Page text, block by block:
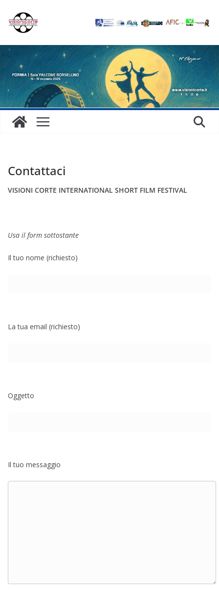
contenuto
Contattaci
VISIONI CORTE INTERNATIONAL SHORT FILM FESTIVAL
Usa il form sottostante
Il tuo nome (richiesto)
La tua email (richiesto)
Oggetto
Il tuo messaggio